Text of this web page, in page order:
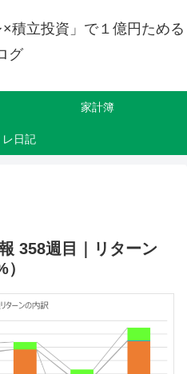
積立投資」で１億円ためる
グ
家計簿
レ日記
358週目｜リターン